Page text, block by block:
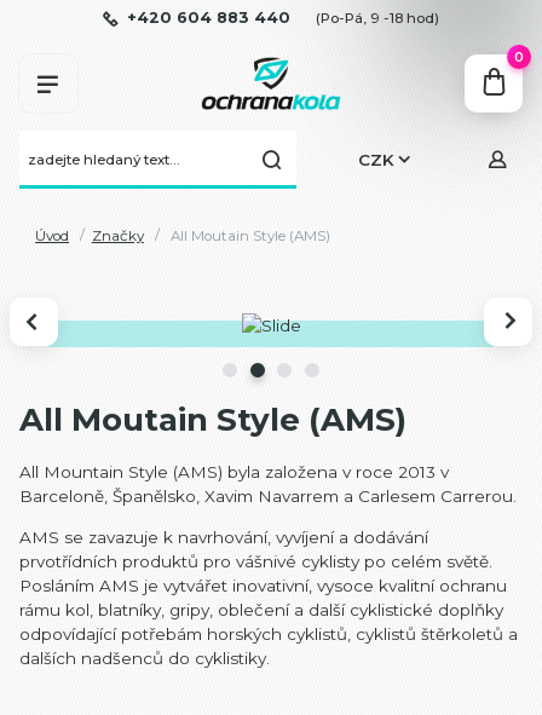
CZK
+420 604 883 440 (Po-Pá, 9 -18 hod)
0
Úvod Značky All Moutain Style (AMS)
All Moutain Style (AMS)
All Mountain Style (AMS) byla založena v roce 2013 v
Barceloně, Španělsko, Xavim Navarrem a Carlesem Carrerou.
AMS se zavazuje k navrhování, vyvíjení a dodávání
prvotřídních produktů pro vášnivé cyklisty po celém světě.
Posláním AMS je vytvářet inovativní, vysoce kvalitní ochranu
rámu kol, blatníky, gripy, oblečení a další cyklistické doplňky
odpovídající potřebám horských cyklistů, cyklistů štěrkoletů a
dalších nadšenců do cyklistiky.